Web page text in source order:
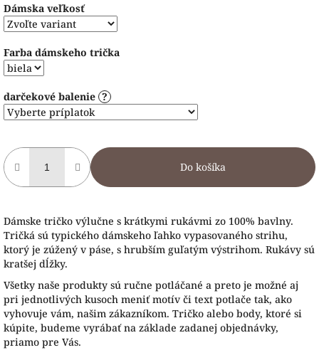
Dámska veľkosť
Farba dámskeho trička
darčekové balenie ?
Do košíka
Dámske tričko výlučne s krátkymi rukávmi zo 100% bavlny.
Tričká sú typického dámskeho ľahko vypasovaného strihu,
ktorý je zúžený v páse, s hrubším guľatým výstrihom. Rukávy sú
kratšej dĺžky.
Všetky naše produkty sú ručne potláčané a preto je možné aj
pri jednotlivých kusoch meniť motív či text potlače tak, ako
vyhovuje vám, našim zákazníkom. Tričko alebo body, ktoré si
kúpite, budeme vyrábať na základe zadanej objednávky,
priamo pre Vás.